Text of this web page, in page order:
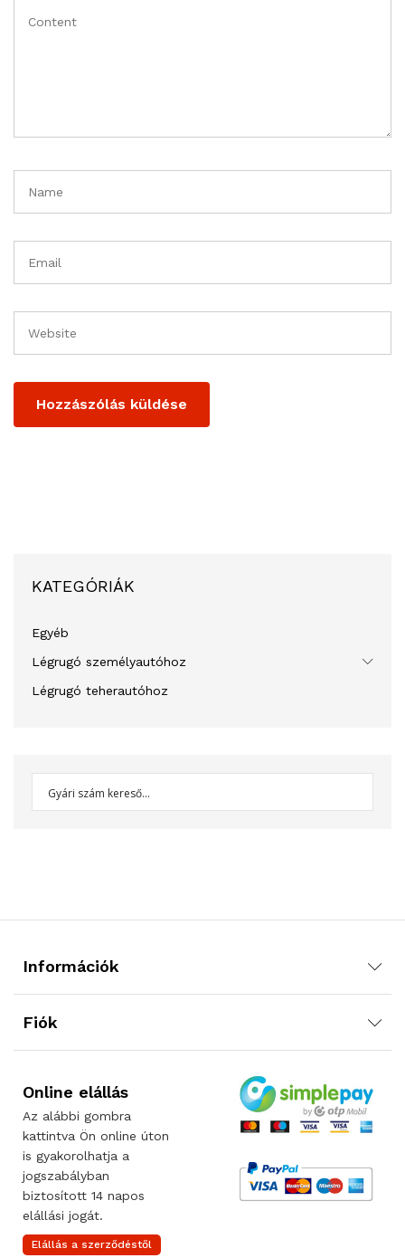
KATEGÓRIÁK
Egyéb
Légrugó személyautóhoz
Légrugó teherautóhoz
Információk
Fiók
Online elállás
Az alábbi gombra
kattintva Ön online úton
is gyakorolhatja a
jogszabályban
biztosított 14 napos
elállási jogát.
Elállás a szerződéstől